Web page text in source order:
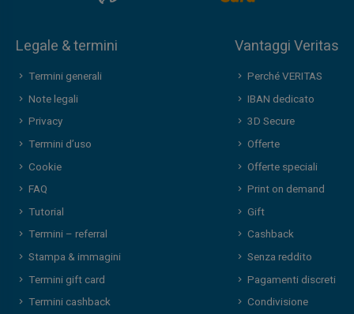
Legale & termini
Termini generali
Note legali
Privacy
Termini d’uso
Cookie
FAQ
Tutorial
Termini – referral
Stampa & immagini
Termini gift card
Termini cashback
Vantaggi Veritas
Perché VERITAS
IBAN dedicato
3D Secure
Offerte
Offerte speciali
Print on demand
Gift
Cashback
Senza reddito
Pagamenti discreti
Condivisione